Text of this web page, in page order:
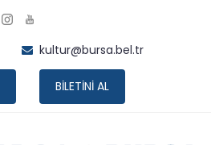
kultur@bursa.bel.tr
BİLETİNİ AL